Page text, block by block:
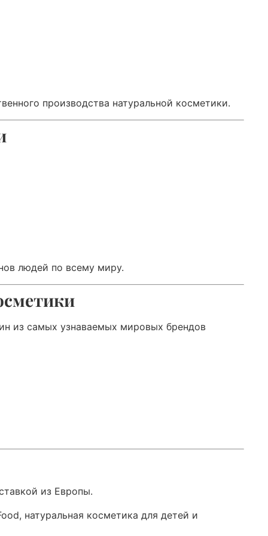
производства натуральной косметики.
людей по всему миру.
из самых узнаваемых мировых брендов
из Европы.
натуральная косметика для детей и